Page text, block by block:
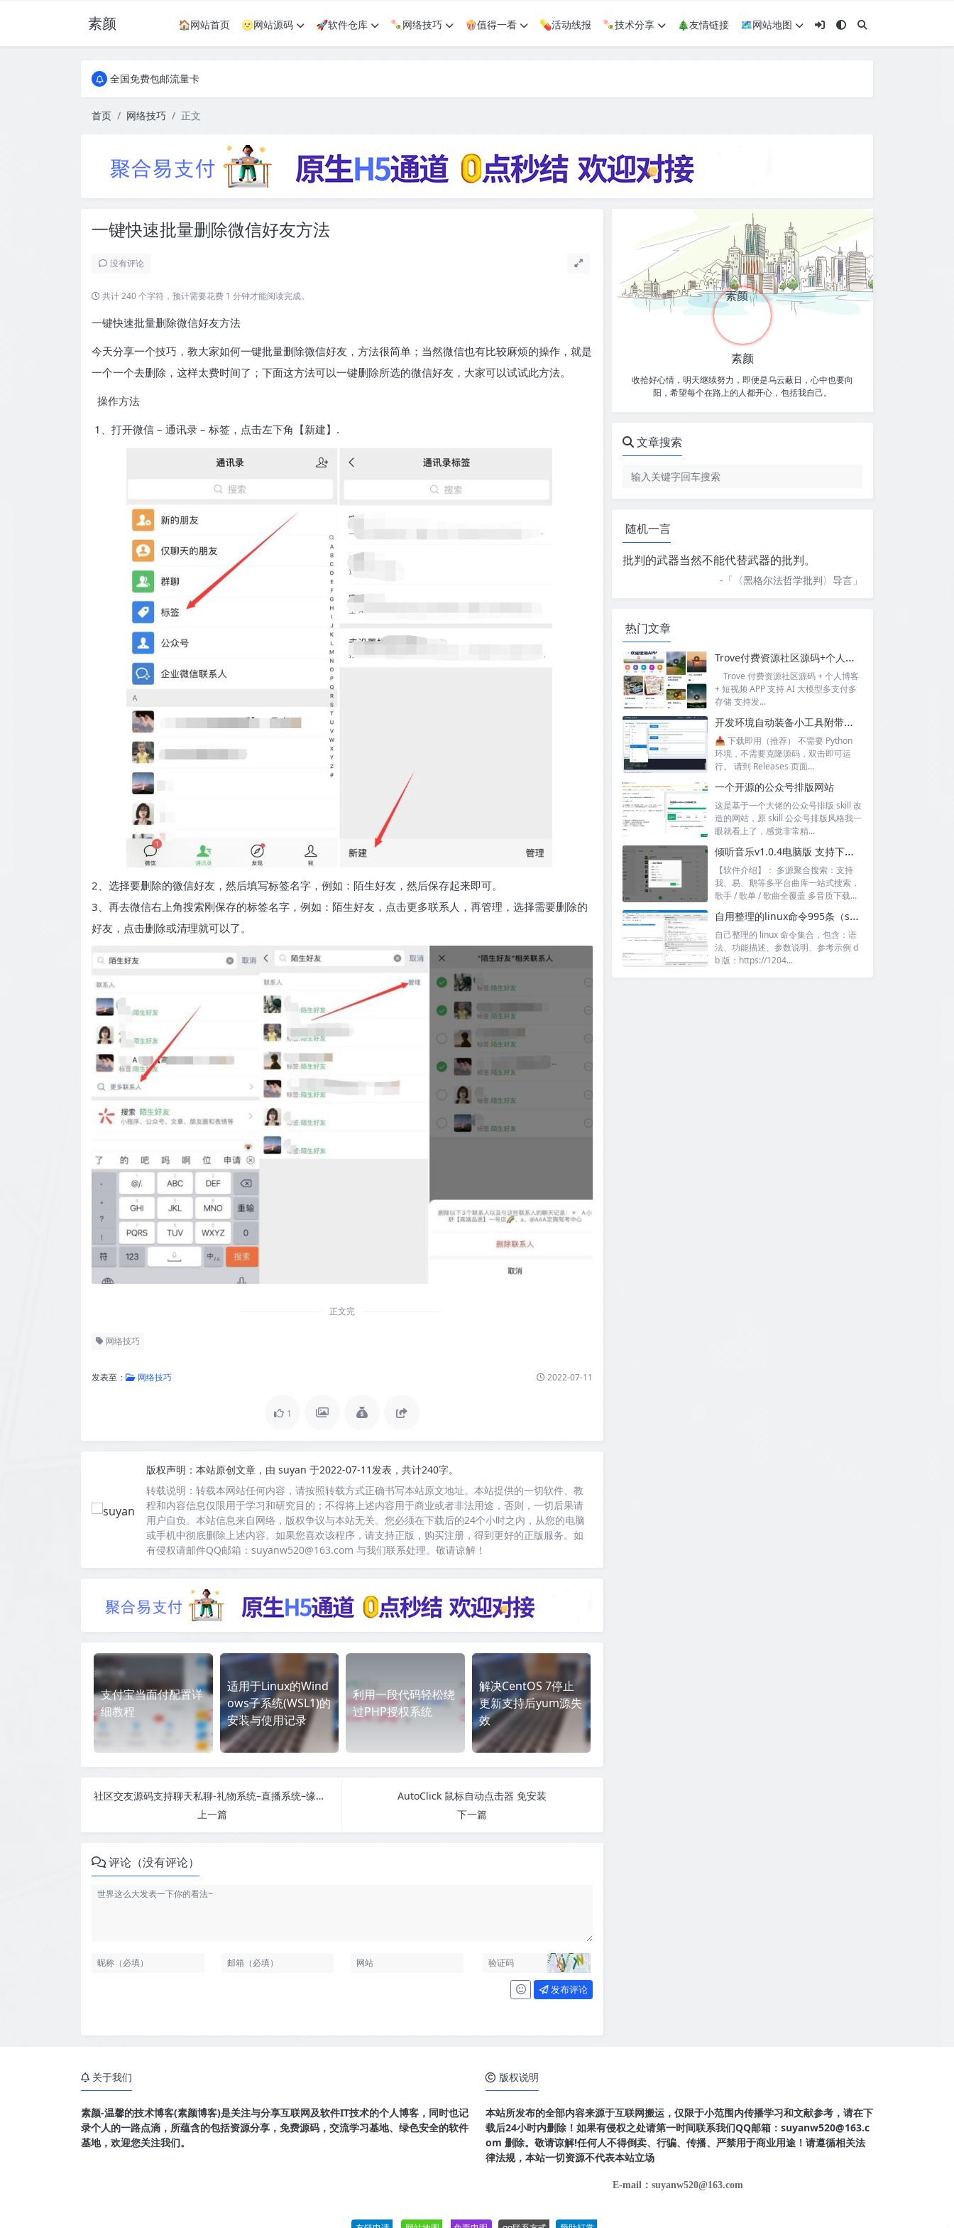
素颜 🏠网站首页 🌝网站源码 🚀软件仓库 🍡网络技巧 🍿值得一看 💊活动线报 🍡技术分享 🎄友情链接
🗺网站地图
全国免费包邮流量卡
全国免费包邮流量卡
首页
网络技巧 正文
一键快速批量删除微信好友方法
没有评论
共计 240 个字符，预计需要花费 1 分钟才能阅读完成。
一键快速批量删除微信好友方法
今天分享一个技巧，教大家如何一键批量删除微信好友，方法很简单；当然微信也有比较麻烦的操作，就是
一个一个去删除，这样太费时间了；下面这方法可以一键删除所选的微信好友，大家可以试试此方法。
操作方法
1、打开微信 – 通讯录 – 标签，点击左下角【新建】.
2、选择要删除的微信好友，然后填写标签名字，例如：陌生好友，然后保存起来即可。
3、再去微信右上角搜索刚保存的标签名字，例如：陌生好友，点击更多联系人，再管理，选择需要删除的
好友，点击删除或清理就可以了。
正文完
网络技巧
发表至： 网络技巧 2022-07-11
1
版权声明： 本站原创文章，由 suyan 于2022-07-11发表，共计240字。
转载说明： 转载本网站任何内容，请按照转载方式正确书写本站原文地址。本站提供的一切软件、教
程和内容信息仅限用于学习和研究目的；不得将上述内容用于商业或者非法用途，否则，一切后果请
用户自负。本站信息来自网络，版权争议与本站无关。您必须在下载后的24个小时之内，从您的电脑
或手机中彻底删除上述内容。如果您喜欢该程序，请支持正版，购买注册，得到更好的正版服务。如
有侵权请邮件QQ邮箱：suyanw520@163.com 与我们联系处理。敬请谅解！
支付宝当面付配置详
细教程
适用于Linux的Wind
ows子系统(WSL1)的
安装与使用记录
利用一段代码轻松绕
过PHP授权系统
解决CentOS 7停止
更新支持后yum源失
效
社区交友源码支持聊天私聊-礼物系统–直播系统–缘分匹配+搭建教程
上一篇
AutoClick 鼠标自动点击器 免安装
下一篇
评论（没有评论）
发布评论
素颜
收拾好心情，明天继续努力，即便是乌云蔽日，心中也要向
阳，希望每个在路上的人都开心，包括我自己。
文章搜索
随机一言
批判的武器当然不能代替武器的批判。
-「 〈黑格尔法哲学批判〉导言 」
热门文章
Trove付费资源社区源码+个人博客+短视频 APP 支持AI大模型多支付多存储
Trove 付费资源社区源码 + 个人博客
+ 短视频 APP 支持 AI 大模型多支付多
存储 支持发...
开发环境自动装备小工具附带源码
📥 下载即用（推荐） 不需要 Python
环境，不需要克隆源码，双击即可运
行。 请到 Releases 页面...
一个开源的公众号排版网站
这是基于一个大佬的公众号排版 skill 改
造的网站，原 skill 公众号排版风格我一
眼就看上了，感觉非常精...
倾听音乐v1.0.4电脑版 支持下载无损音质 可听可下有歌词
【软件介绍】： 多源聚合搜索：支持
我、易、鹅等多平台曲库一站式搜索，
歌手 / 歌单 / 歌曲全覆盖 多音质下载...
自用整理的linux命令995条（sql+excel）
自己整理的 linux 命令集合，包含：语
法、功能描述、参数说明、参考示例 d
b 版：https://1204...
关于我们
素颜-温馨的技术博客(素颜博客)是关注与分享互联网及软件IT技术的个人博客，同时也记
录个人的一路点滴，所蕴含的包括资源分享，免费源码，交流学习基地、绿色安全的软件
基地，欢迎您关注我们。
版权说明
本站所发布的全部内容来源于互联网搬运，仅限于小范围内传播学习和文献参考，请在下
载后24小时内删除！如果有侵权之处请第一时间联系我们QQ邮箱：suyanw520@163.c
om 删除。敬请谅解!任何人不得倒卖、行骗、传播、严禁用于商业用途！请遵循相关法
律法规，本站一切资源不代表本站立场
E-mail：suyanw520@163.com